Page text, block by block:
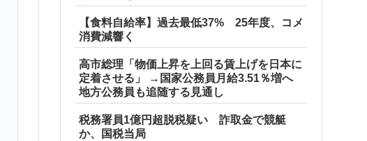
【食料自給率】過去最低37% 25年度、コメ
消費減響く
高市総理「物価上昇を上回る賃上げを日本に
定着させる」 →国家公務員月給3.51％増へ
地方公務員も追随する見通し
税務署員1億円超脱税疑い 詐取金で競艇
か、国税当局